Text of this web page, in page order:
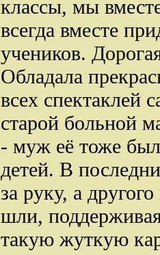
классы, мы
всегда вместе
учеников.
Обладала
всех спектаклей
старой больной
- муж её тоже
детей. В
за руку, а
шли,
такую жуткую